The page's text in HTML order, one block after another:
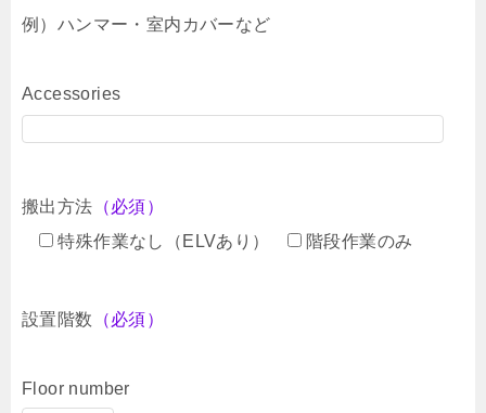
例）ハンマー・室内カバーなど
Accessories
搬出方法 （必須）
特殊作業なし（ELVあり）
階段作業のみ
設置階数 （必須）
Floor number